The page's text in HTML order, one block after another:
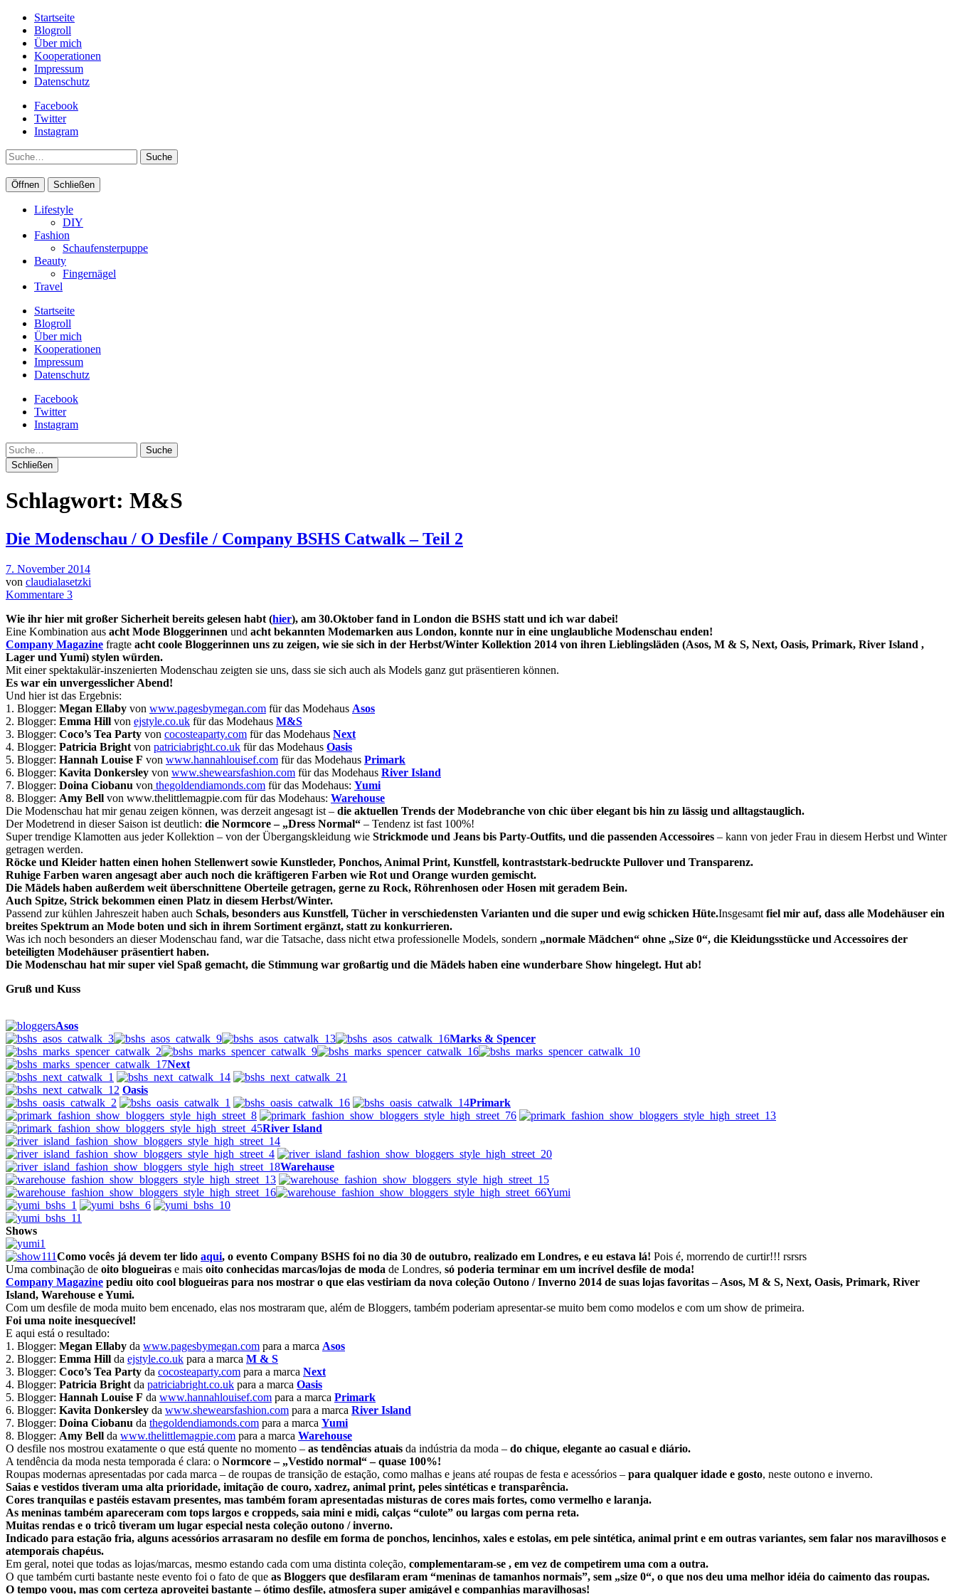
Startseite
Blogroll
Über mich
Kooperationen
Impressum
Datenschutz
Facebook
Twitter
Instagram
Suche
Öffnen Schließen
Lifestyle
DIY
Fashion
Schaufensterpuppe
Beauty
Fingernägel
Travel
Startseite
Blogroll
Über mich
Kooperationen
Impressum
Datenschutz
Facebook
Twitter
Instagram
Suche
Schließen
Schlagwort: M&S
Die Modenschau / O Desfile / Company BSHS Catwalk – Teil 2
7. November 2014
von claudialasetzki
Kommentare 3
Wie ihr hier mit großer Sicherheit bereits gelesen habt (hier), am 30.Oktober fand in London die BSHS statt und ich war dabei!
Eine Kombination aus acht Mode Bloggerinnen und acht bekannten Modemarken aus London, konnte nur in eine unglaubliche Modenschau enden!
Company Magazine fragte acht coole Bloggerinnen uns zu zeigen, wie sie sich in der Herbst/Winter Kollektion 2014 von ihren Lieblingsläden (Asos, M & S, Next, Oasis, Primark, River Island ,
Lager und Yumi) stylen würden.
Mit einer spektakulär-inszenierten Modenschau zeigten sie uns, dass sie sich auch als Models ganz gut präsentieren können.
Es war ein unvergesslicher Abend!
Und hier ist das Ergebnis:
1. Blogger: Megan Ellaby von www.pagesbymegan.com für das Modehaus Asos
2. Blogger: Emma Hill von ejstyle.co.uk für das Modehaus M&S
3. Blogger: Coco’s Tea Party von cocosteaparty.com für das Modehaus Next
4. Blogger: Patricia Bright von patriciabright.co.uk für das Modehaus Oasis
5. Blogger: Hannah Louise F von www.hannahlouisef.com für das Modehaus Primark
6. Blogger: Kavita Donkersley von www.shewearsfashion.com für das Modehaus River Island
7. Blogger: Doina Ciobanu von thegoldendiamonds.com für das Modehaus: Yumi
8. Blogger: Amy Bell von www.thelittlemagpie.com für das Modehaus: Warehouse
Die Modenschau hat mir genau zeigen können, was derzeit angesagt ist – die aktuellen Trends der Modebranche von chic über elegant bis hin zu lässig und alltagstauglich.
Der Modetrend in dieser Saison ist deutlich: die Normcore – „Dress Normal“ – Tendenz ist fast 100%!
Super trendige Klamotten aus jeder Kollektion – von der Übergangskleidung wie Strickmode und Jeans bis Party-Outfits, und die passenden Accessoires – kann von jeder Frau in diesem Herbst und Winter
getragen werden.
Röcke und Kleider hatten einen hohen Stellenwert sowie Kunstleder, Ponchos, Animal Print, Kunstfell, kontraststark-bedruckte Pullover und Transparenz.
Ruhige Farben waren angesagt aber auch noch die kräftigeren Farben wie Rot und Orange wurden gemischt.
Die Mädels haben außerdem weit überschnittene Oberteile getragen, gerne zu Rock, Röhrenhosen oder Hosen mit geradem Bein.
Auch Spitze, Strick bekommen einen Platz in diesem Herbst/Winter.
Passend zur kühlen Jahreszeit haben auch Schals, besonders aus Kunstfell, Tücher in verschiedensten Varianten und die super und ewig schicken Hüte.Insgesamt fiel mir auf, dass alle Modehäuser ein
breites Spektrum an Mode boten und sich in ihrem Sortiment ergänzt, statt zu konkurrieren.
Was ich noch besonders an dieser Modenschau fand, war die Tatsache, dass nicht etwa professionelle Models, sondern „normale Mädchen“ ohne „Size 0“, die Kleidungsstücke und Accessoires der
beteiligten Modehäuser präsentiert haben.
Die Modenschau hat mir super viel Spaß gemacht, die Stimmung war großartig und die Mädels haben eine wunderbare Show hingelegt. Hut ab!
Gruß und Kuss
Asos
Marks & Spencer
Next
Oasis
Primark
River Island
Warehause
Yumi
Shows
Como vocês já devem ter lido aqui, o evento Company BSHS foi no dia 30 de outubro, realizado em Londres, e eu estava lá! Pois é, morrendo de curtir!!! rsrsrs
Uma combinação de oito blogueiras e mais oito conhecidas marcas/lojas de moda de Londres, só poderia terminar em um incrível desfile de moda!
Company Magazine pediu oito cool blogueiras para nos mostrar o que elas vestiriam da nova coleção Outono / Inverno 2014 de suas lojas favoritas – Asos, M & S, Next, Oasis, Primark, River
Island, Warehouse e Yumi.
Com um desfile de moda muito bem encenado, elas nos mostraram que, além de Bloggers, também poderiam apresentar-se muito bem como modelos e com um show de primeira.
Foi uma noite inesquecível!
E aqui está o resultado:
1. Blogger: Megan Ellaby da www.pagesbymegan.com para a marca Asos
2. Blogger: Emma Hill da ejstyle.co.uk para a marca M & S
3. Blogger: Coco’s Tea Party da cocosteaparty.com para a marca Next
4. Blogger: Patricia Bright da patriciabright.co.uk para a marca Oasis
5. Blogger: Hannah Louise F da www.hannahlouisef.com para a marca Primark
6. Blogger: Kavita Donkersley da www.shewearsfashion.com para a marca River Island
7. Blogger: Doina Ciobanu da thegoldendiamonds.com para a marca Yumi
8. Blogger: Amy Bell da www.thelittlemagpie.com para a marca Warehouse
O desfile nos mostrou exatamente o que está quente no momento – as tendências atuais da indústria da moda – do chique, elegante ao casual e diário.
A tendência da moda nesta temporada é clara: o Normcore – „Vestido normal“ – quase 100%!
Roupas modernas apresentadas por cada marca – de roupas de transição de estação, como malhas e jeans até roupas de festa e acessórios – para qualquer idade e gosto, neste outono e inverno.
Saias e vestidos tiveram uma alta prioridade, imitação de couro, xadrez, animal print, peles sintéticas e transparência.
Cores tranquilas e pastéis estavam presentes, mas também foram apresentadas misturas de cores mais fortes, como vermelho e laranja.
As meninas também apareceram com tops largos e croppeds, saia mini e midi, calças “culote” ou largas com perna reta.
Muitas rendas e o tricô tiveram um lugar especial nesta coleção outono / inverno.
Indicado para estação fria, alguns acessórios arrasaram no desfile em forma de ponchos, lencinhos, xales e estolas, em pele sintética, animal print e em outras variantes, sem falar nos maravilhosos e
atemporais chapéus.
Em geral, notei que todas as lojas/marcas, mesmo estando cada com uma distinta coleção, complementaram-se , em vez de competirem uma com a outra.
O que também curti bastante neste evento foi o fato de que as Bloggers que desfilaram eram “meninas de tamanhos normais”, sem „size 0“, o que nos deu uma melhor idéia do caimento das roupas.
O tempo voou, mas com certeza aproveitei bastante – ótimo desfile, atmosfera super amigável e companhias maravilhosas!